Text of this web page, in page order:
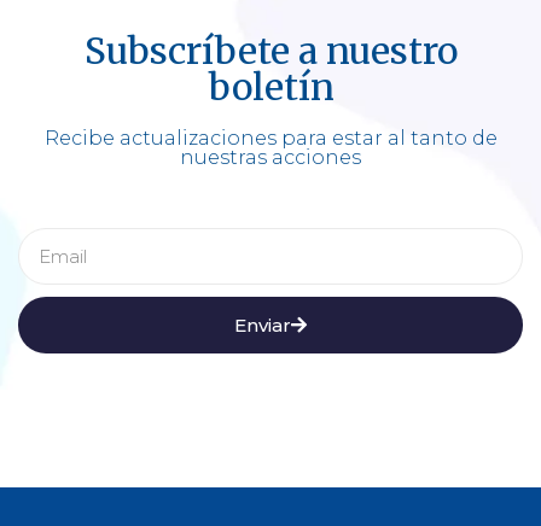
Subscríbete a nuestro
boletín
Recibe actualizaciones para estar al tanto de
nuestras acciones
Enviar